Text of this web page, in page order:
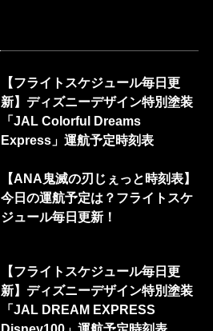
【フライトスケジュール毎日更
新】ディズニーデザイン特別塗装
「JAL Colorful Dreams
Express」運航予定時刻表
【ANA鬼滅の刃じぇっと時刻表】
今日の運航予定は？フライトスケ
ジュール毎日更新！
【フライトスケジュール毎日更
新】ディズニーデザイン特別塗装
「JAL DREAM EXPRESS